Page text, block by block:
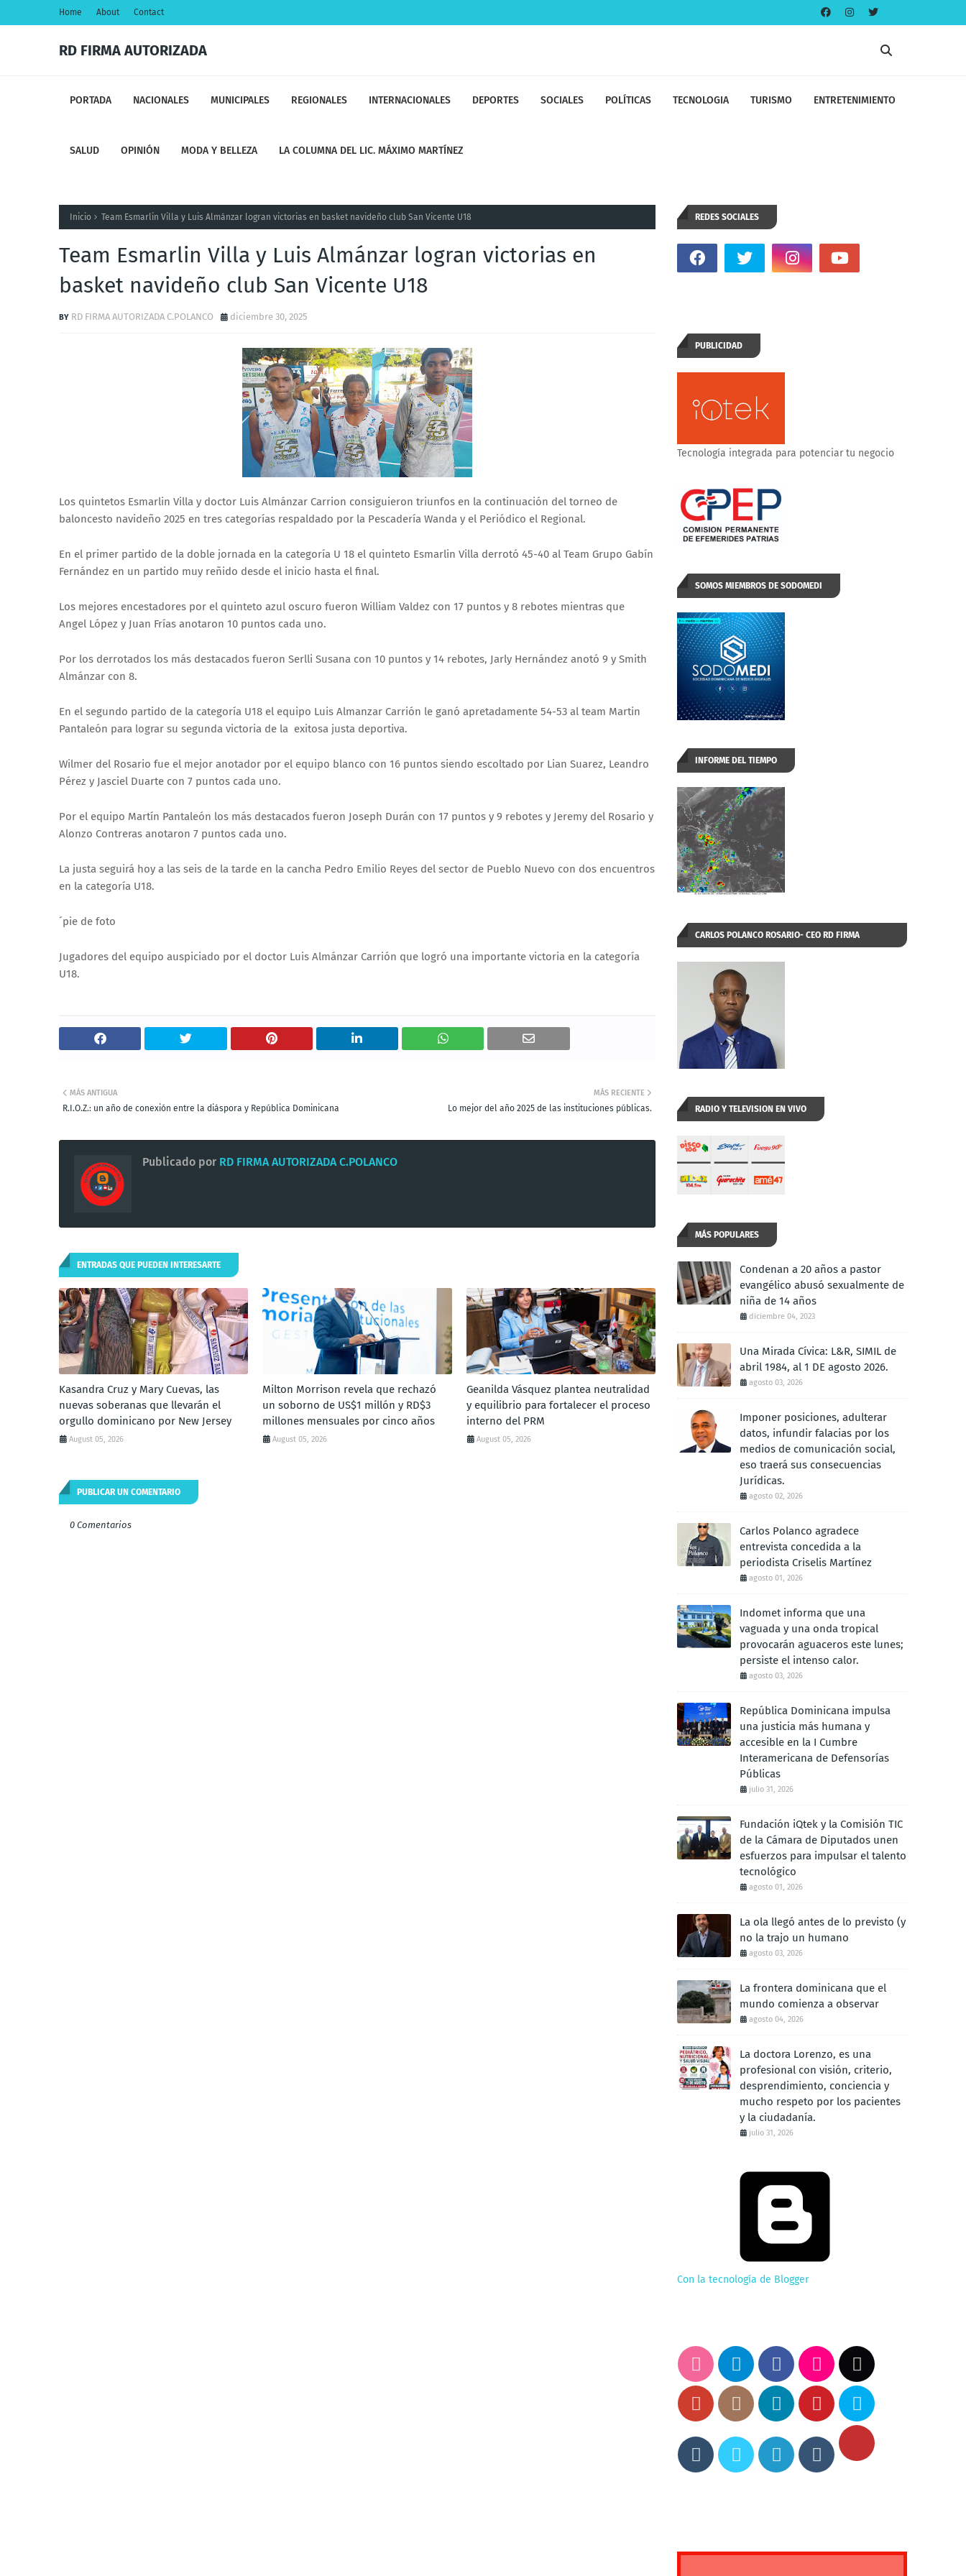
Home About Contact
RD FIRMA AUTORIZADA
PORTADA NACIONALES MUNICIPALES REGIONALES INTERNACIONALES DEPORTES SOCIALES POLÍTICAS TECNOLOGIA TURISMO ENTRETENIMIENTO
SALUD OPINIÓN MODA Y BELLEZA LA COLUMNA DEL LIC. MÁXIMO MARTÍNEZ
Inicio Team Esmarlin Villa y Luis Almánzar logran victorias en basket navideño club San Vicente U18
Team Esmarlin Villa y Luis Almánzar logran victorias en
basket navideño club San Vicente U18
RD FIRMA AUTORIZADA C.POLANCO diciembre 30, 2025
Los quintetos Esmarlin Villa y doctor Luis Almánzar Carrion consiguieron triunfos en la continuación del torneo de
baloncesto navideño 2025 en tres categorías respaldado por la Pescadería Wanda y el Periódico el Regional.
En el primer partido de la doble jornada en la categoría U 18 el quinteto Esmarlin Villa derrotó 45-40 al Team Grupo Gabín
Fernández en un partido muy reñido desde el inicio hasta el final.
Los mejores encestadores por el quinteto azul oscuro fueron William Valdez con 17 puntos y 8 rebotes mientras que
Angel López y Juan Frías anotaron 10 puntos cada uno.
Por los derrotados los más destacados fueron Serlli Susana con 10 puntos y 14 rebotes, Jarly Hernández anotó 9 y Smith
Almánzar con 8.
En el segundo partido de la categoría U18 el equipo Luis Almanzar Carrión le ganó apretadamente 54-53 al team Martin
Pantaleón para lograr su segunda victoria de la exitosa justa deportiva.
Wilmer del Rosario fue el mejor anotador por el equipo blanco con 16 puntos siendo escoltado por Lian Suarez, Leandro
Pérez y Jasciel Duarte con 7 puntos cada uno.
Por el equipo Martín Pantaleón los más destacados fueron Joseph Durán con 17 puntos y 9 rebotes y Jeremy del Rosario y
Alonzo Contreras anotaron 7 puntos cada uno.
La justa seguirá hoy a las seis de la tarde en la cancha Pedro Emilio Reyes del sector de Pueblo Nuevo con dos encuentros
en la categoría U18.
´pie de foto
Jugadores del equipo auspiciado por el doctor Luis Almánzar Carrión que logró una importante victoria en la categoría
U18.
MÁS RECIENTE
Lo mejor del año 2025 de las instituciones públicas.
MÁS ANTIGUA
R.I.O.Z.: un año de conexión entre la diáspora y República Dominicana
Publicado por RD FIRMA AUTORIZADA C.POLANCO
ENTRADAS QUE PUEDEN INTERESARTE
Kasandra Cruz y Mary Cuevas, las
nuevas soberanas que llevarán el
orgullo dominicano por New Jersey
August 05, 2026
Milton Morrison revela que rechazó
un soborno de US$1 millón y RD$3
millones mensuales por cinco años
August 05, 2026
Geanilda Vásquez plantea neutralidad
y equilibrio para fortalecer el proceso
interno del PRM
August 05, 2026
PUBLICAR UN COMENTARIO
0 Comentarios
REDES SOCIALES
PUBLICIDAD
Tecnología integrada para potenciar tu negocio
SOMOS MIEMBROS DE SODOMEDI
INFORME DEL TIEMPO
CARLOS POLANCO ROSARIO- CEO RD FIRMA
AUTORIZADA
RADIO Y TELEVISION EN VIVO
MÁS POPULARES
Condenan a 20 años a pastor
evangélico abusó sexualmente de
niña de 14 años
diciembre 04, 2023
Una Mirada Cívica: L&R, SIMIL de
abril 1984, al 1 DE agosto 2026.
agosto 03, 2026
Imponer posiciones, adulterar
datos, infundir falacias por los
medios de comunicación social,
eso traerá sus consecuencias
Jurídicas.
agosto 02, 2026
Carlos Polanco agradece
entrevista concedida a la
periodista Criselis Martínez
agosto 01, 2026
Indomet informa que una
vaguada y una onda tropical
provocarán aguaceros este lunes;
persiste el intenso calor.
agosto 03, 2026
República Dominicana impulsa
una justicia más humana y
accesible en la I Cumbre
Interamericana de Defensorías
Públicas
julio 31, 2026
Fundación iQtek y la Comisión TIC
de la Cámara de Diputados unen
esfuerzos para impulsar el talento
tecnológico
agosto 01, 2026
La ola llegó antes de lo previsto (y
no la trajo un humano
agosto 03, 2026
La frontera dominicana que el
mundo comienza a observar
agosto 04, 2026
La doctora Lorenzo, es una
profesional con visión, criterio,
desprendimiento, conciencia y
mucho respeto por los pacientes
y la ciudadanía.
julio 31, 2026
Con la tecnología de Blogger